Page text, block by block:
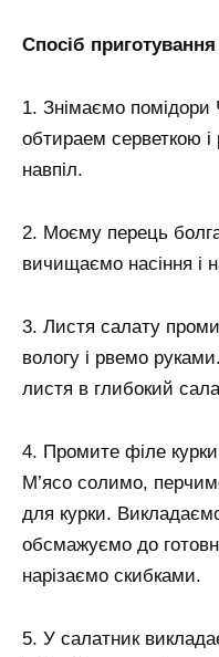
Спосіб приготування
1. Знімаємо помідори
обтираем серветкою і
навпіл.
2. Моєму перець
вичищаємо насіння і
3. Листя салату
вологу і рвемо
листя в глибокий
4. Промите філе
М’ясо солимо,
для курки. Викладаємо
обсмажуємо до
нарізаємо скибками.
5. У салатник